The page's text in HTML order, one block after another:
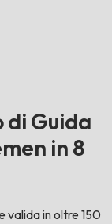
di Guida
in 8
in oltre 150